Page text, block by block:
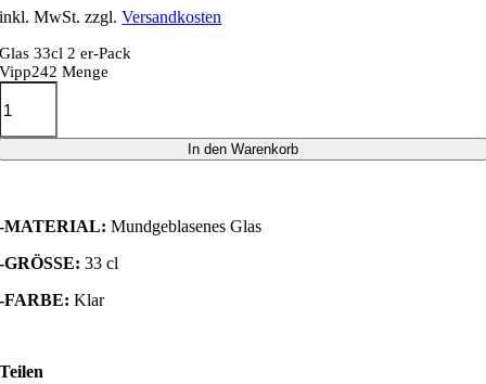
inkl. MwSt. zzgl.Versandkosten
Glas 33cl 2 er-Pack
Vipp242 Menge
In den Warenkorb
-MATERIAL:Mundgeblasenes Glas
-GRÖSSE:33 cl
-FARBE:Klar
Teilen